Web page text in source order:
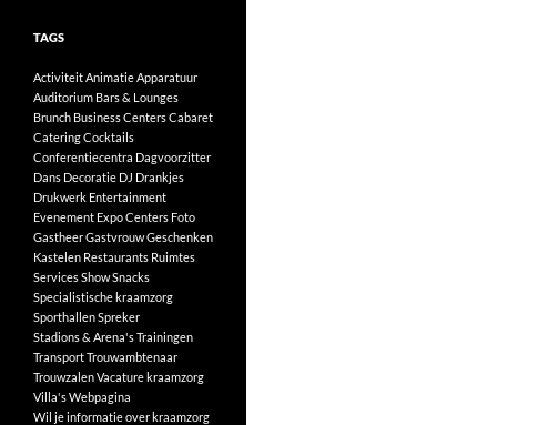
TAGS
ActiviteitAnimatieApparatuur
Auditorium Bars & Lounges
Brunch Business CentersCabaret
CateringCocktails
Conferentiecentra Dagvoorzitter
Dans Decoratie DJ Drankjes
Drukwerk Entertainment
Evenement Expo Centers Foto
GastheerGastvrouwGeschenken
Kastelen Restaurants Ruimtes
ServicesShowSnacks
Specialistische kraamzorg
SporthallenSpreker
Stadions & Arena'sTrainingen
TransportTrouwambtenaar
TrouwzalenVacature kraamzorg
Villa'sWebpagina
Wil je informatie over kraamzorg